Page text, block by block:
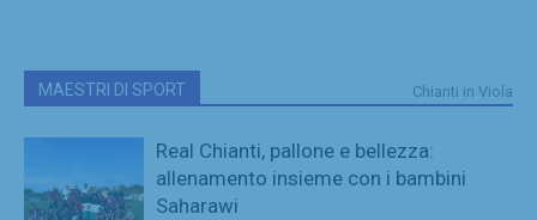
MAESTRI DI SPORT Chianti in Viola
Real Chianti, pallone e bellezza:
allenamento insieme con i bambini
Saharawi